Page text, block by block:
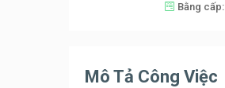
Bằng cấp:
Mô Tả Công Việc